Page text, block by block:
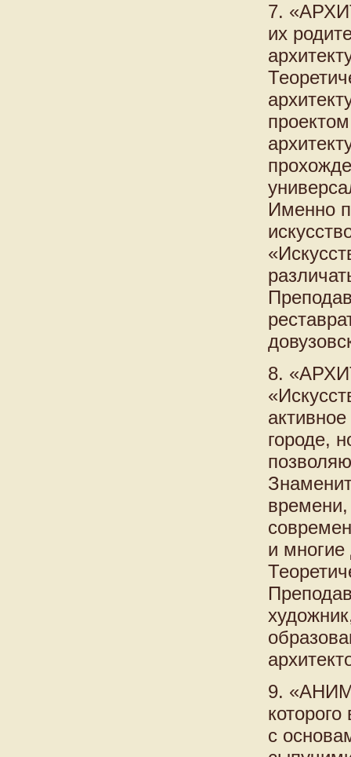
7.
их
Именно
8.
городе,
времени,
и многие
9.
с